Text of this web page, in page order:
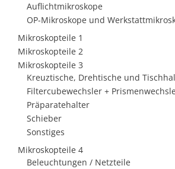
Auflichtmikroskope
OP-Mikroskope und
Mikroskopteile 1
Mikroskopteile 2
Mikroskopteile 3
Kreuztische, Drehtische und
Filtercubewechsler +
Präparatehalter
Schieber
Sonstiges
Mikroskopteile 4
Beleuchtungen / Netzteile